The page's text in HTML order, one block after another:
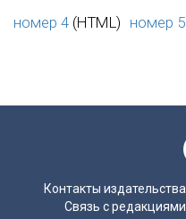
номер 4 (HTML) номер 5
Контакты издательства
Связь с редакциями